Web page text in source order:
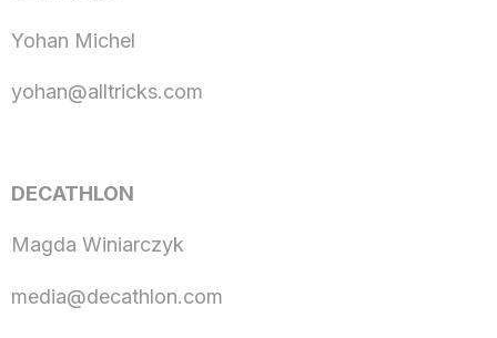
Yohan Michel
yohan@alltricks.com
DECATHLON
Magda Winiarczyk
media@decathlon.com